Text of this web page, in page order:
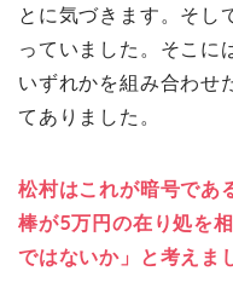
とに気づきます。そし
っていました。そこに
いずれかを組み合わせ
てありました。
松村はこれが暗号であ
棒が5万円の在り処を
ではないか」と考えま